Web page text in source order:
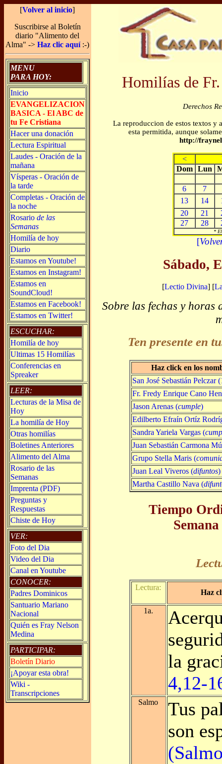
[Volver al inicio]
Suscribirse al Boletín
diario "Alimento del
Alma" ->Haz clic aquí:-)
MENU
PARA HOY:
Inicio
EVANGELIZACION
BASICA - El ABC de
tu Fe Cristiana
Hacer una donación
Lectura Espiritual
Laudes - Oración de la
mañana
Vísperas - Oración de
la tarde
Completas - Oración de
la noche
Rosario de las
Semanas
Homilía de hoy
Diario
Estamos en Youtube!
Estamos en Instagram!
Estamos en
SoundCloud!
Estamos en Facebook!
Estamos en Twitter!
ESCUCHAR:
Homilía de hoy
Ultimas 15 Homilías
Conferencias en
Spreaker
LEER:
Lecturas de la Misa de
Hoy
La homilía de Hoy
Otras homilías
Boletines Anteriores
Alimento del Alma
Rosario de las
Semanas
Imprenta (PDF)
Preguntas y
Respuestas
Chiste de Hoy
VER:
Foto del Dia
Video del Dia
Canal en Youtube
CONOCER:
Padres Dominicos
Santuario Mariano
Nacional
Quién es Fray Nelson
Medina
PARTICIPAR:
Boletín Diario
¡Apoyar esta obra!
Wiki -
Transcripciones
Homilías de
Derechos
La reproduccion de estos textos y
esta permitida, aunque
http://
<
Dom Lun
6
7
13
14
20
21
27
28
*
[
Sábado,
[Lectio Divina] [
Sobre las fechas y horas
Ten presente en
Haz click en los
San José Sebastián Pelczar
Fr. Fredy Enrique Cano
Jason Arenas (cumple)
Edilberto Efraín Ortíz
Sandra Yariela Vargas (
Juan Sebastián Carmona
Grupo Stella Maris (
Juan Leal Viveros (difuntos)
Martha Castillo Nava (
Tiempo
Lectura:
Haz
1a.
la
4,12-
Salmo
Tus
son